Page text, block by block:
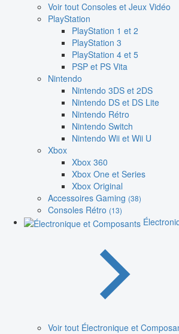
Voir tout Consoles et Jeux Vidéo
PlayStation
PlayStation 1 et 2
PlayStation 3
PlayStation 4 et 5
PSP et PS Vita
Nintendo
Nintendo 3DS et 2DS
Nintendo DS et DS Lite
Nintendo Rétro
Nintendo Switch
Nintendo Wii et Wii U
Xbox
Xbox 360
Xbox One et Series
Xbox Original
Accessoires Gaming (38)
Consoles Rétro (13)
Voir tout Électronique et